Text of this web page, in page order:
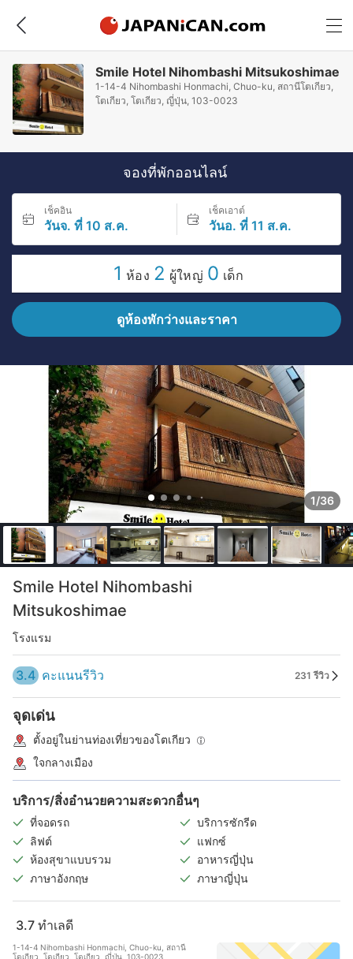
Smile Hotel Nihombashi Mitsukoshimae
1-14-4 Nihombashi Honmachi, Chuo-ku, สถานีโตเกียว,
โตเกียว, โตเกียว, ญี่ปุ่น, 103-0023
จองที่พักออนไลน์
เช็คอิน
วันจ. ที่ 10 ส.ค.
เช็คเอาต์
วันอ. ที่ 11 ส.ค.
1 ห้อง 2 ผู้ใหญ่ 0 เด็ก
ดูห้องพักว่างและราคา
1/36
Smile Hotel Nihombashi
Mitsukoshimae
โรงแรม
3.4 คะแนนรีวิว 231 รีวิว
จุดเด่น
ตั้งอยู่ในย่านท่องเที่ยวของโตเกียว
ใจกลางเมือง
บริการ/สิ่งอำนวยความสะดวกอื่นๆ
ที่จอดรถ
บริการซักรีด
ลิฟต์
แฟกซ์
ห้องสุขาแบบรวม
อาหารญี่ปุ่น
ภาษาอังกฤษ
ภาษาญี่ปุ่น
3.7 ทำเลดี
1-14-4 Nihombashi Honmachi, Chuo-ku, สถานี
โตเกียว, โตเกียว, โตเกียว, ญี่ปุ่น, 103-0023